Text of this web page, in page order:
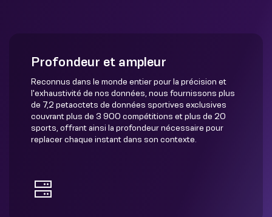
Profondeur et ampleur
Reconnus dans le monde entier pour la précision et
l'exhaustivité de nos données, nous fournissons plus
de 7,2 petaoctets de données sportives exclusives
couvrant plus de 3 900 compétitions et plus de 20
sports, offrant ainsi la profondeur nécessaire pour
replacer chaque instant dans son contexte.